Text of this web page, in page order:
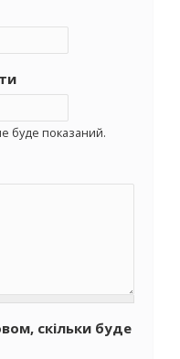
буде показаний.
скільки буде